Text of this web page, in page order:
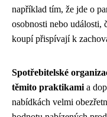
například tím, že jde o
osobnosti nebo
koupí přispívají k
Spotřebitelské
těmito praktikami a
nabídkách velmi